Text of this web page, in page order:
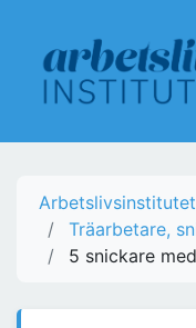
Träarbetare,
5 snickare